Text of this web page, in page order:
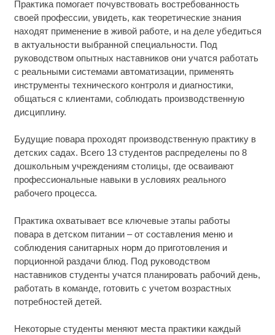
Практика помогает почувствовать востребованность
своей профессии, увидеть, как теоретические знания
находят применение в живой работе, и на деле убедиться
в актуальности выбранной специальности. Под
руководством опытных наставников они учатся работать
с реальными системами автоматизации, применять
инструменты технического контроля и диагностики,
общаться с клиентами, соблюдать производственную
дисциплину.
Будущие повара проходят производственную практику в
детских садах. Всего 13 студентов распределены по 8
дошкольным учреждениям столицы, где осваивают
профессиональные навыки в условиях реального
рабочего процесса.
Практика охватывает все ключевые этапы работы
повара в детском питании – от составления меню и
соблюдения санитарных норм до приготовления и
порционной раздачи блюд. Под руководством
наставников студенты учатся планировать рабочий день,
работать в команде, готовить с учетом возрастных
потребностей детей.
Некоторые студенты меняют места практики каждый